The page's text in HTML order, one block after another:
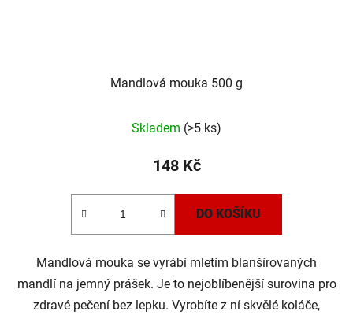
Mandlová mouka 500 g
hodnocení
produktu
hvězdiček.
Skladem (>5 ks)
148 Kč
DO KOŠÍKU
Mandlová mouka se vyrábí mletím blanšírovaných
mandlí na jemný prášek. Je to nejoblíbenější surovina pro
zdravé pečení bez lepku. Vyrobíte z ní skvělé koláče,